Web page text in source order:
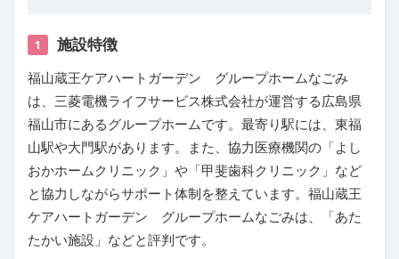
1 施設特徴
福山蔵王ケアハートガーデン グループホームなごみ
は、三菱電機ライフサービス株式会社が運営する広島県
福山市にあるグループホームです。最寄り駅には、東福
山駅や大門駅があります。また、協力医療機関の「よし
おかホームクリニック」や「甲斐歯科クリニック」など
と協力しながらサポート体制を整えています。福山蔵王
ケアハートガーデン グループホームなごみは、「あた
たかい施設」などと評判です。